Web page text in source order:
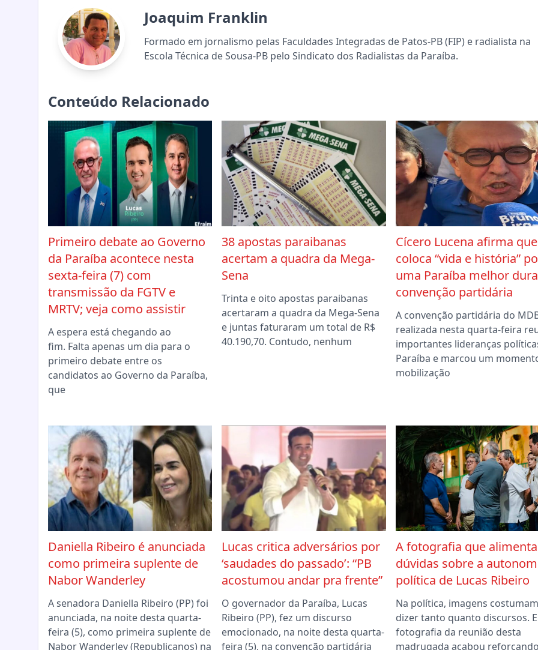
Joaquim Franklin
Formado em jornalismo pelas Faculdades Integradas de Patos-PB (FIP) e radialista na
Escola Técnica de Sousa-PB pelo Sindicato dos Radialistas da Paraíba.
Conteúdo Relacionado
Primeiro debate ao Governo
da Paraíba acontece nesta
sexta-feira (7) com
transmissão da FGTV e
MRTV; veja como assistir
A espera está chegando ao
fim. Falta apenas um dia para o
primeiro debate entre os
candidatos ao Governo da Paraíba,
que
38 apostas paraibanas
acertam a quadra da Mega-
Sena
Trinta e oito apostas paraibanas
acertaram a quadra da Mega-Sena
e juntas faturaram um total de R$
40.190,70. Contudo, nenhum
Cícero Lucena afirma que
coloca “vida e história”
uma Paraíba melhor
convenção partidária
A convenção partidária do
realizada nesta quarta-feira
importantes lideranças
Paraíba e marcou um
mobilização
Daniella Ribeiro é anunciada
como primeira suplente de
Nabor Wanderley
A senadora Daniella Ribeiro (PP) foi
anunciada, na noite desta quarta-
feira (5), como primeira suplente de
Nabor Wanderley (Republicanos) na
Lucas critica adversários por
‘saudades do passado’: “PB
acostumou andar pra frente”
O governador da Paraíba, Lucas
Ribeiro (PP), fez um discurso
emocionado, na noite desta quarta-
feira (5), na convenção partidária
A fotografia que
dúvidas sobre a
política de Lucas Ribeiro
Na política, imagens costumam
dizer tanto quanto discursos.
fotografia da reunião desta
madrugada acabou reforçando